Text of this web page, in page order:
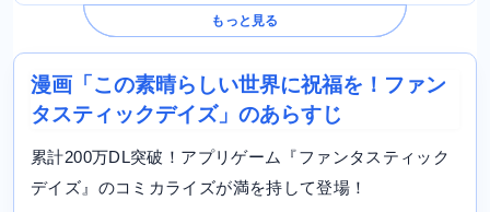
もっと見る
漫画「この素晴らしい世界に祝福を！ファン
タスティックデイズ」のあらすじ
累計200万DL突破！アプリゲーム『ファンタスティック
デイズ』のコミカライズが満を持して登場！